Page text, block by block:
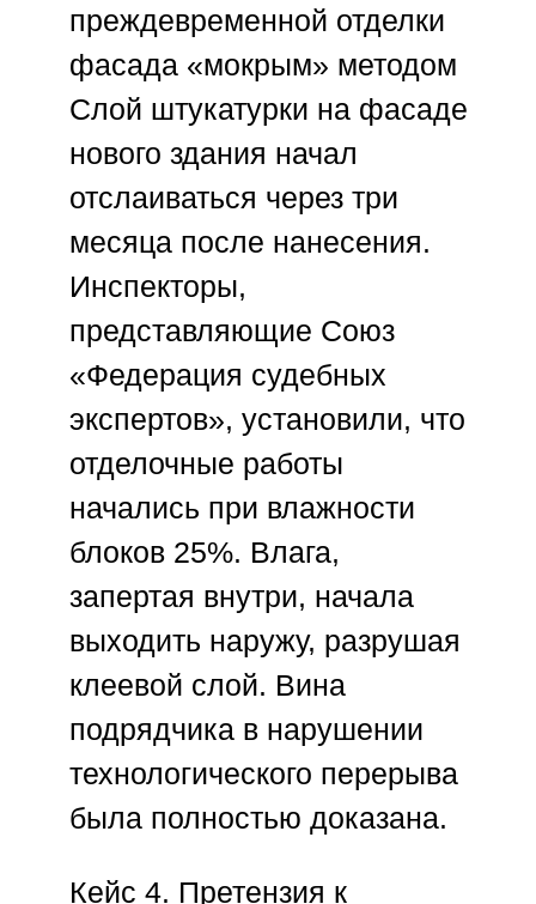
преждевременной отделки
фасада «мокрым» методом
Слой штукатурки на фасаде
нового здания начал
отслаиваться через три
месяца после нанесения.
Инспекторы,
представляющие Союз
«Федерация судебных
экспертов», установили, что
отделочные работы
начались при влажности
блоков 25%. Влага,
запертая внутри, начала
выходить наружу, разрушая
клеевой слой. Вина
подрядчика в нарушении
технологического перерыва
была полностью доказана.
Кейс 4. Претензия к